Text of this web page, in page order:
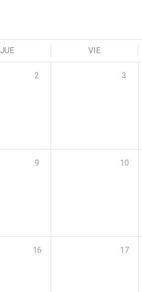
JUE VIE
2 3
9 10
16 17